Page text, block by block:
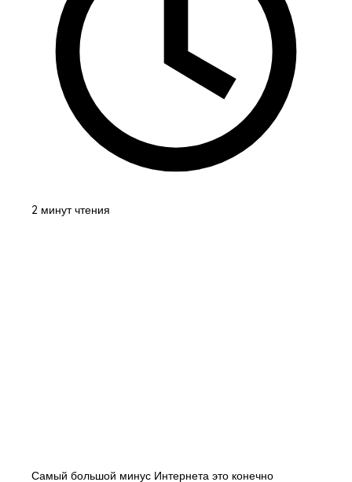
2 минут чтения
Самый большой минус Интернета это конечно